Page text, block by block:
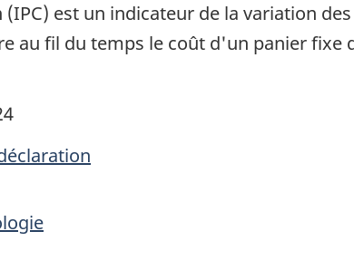
est un indicateur de la variation
au fil du temps le coût d'un panier fixe